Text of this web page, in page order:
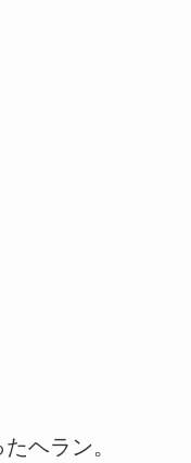
ヘラン。